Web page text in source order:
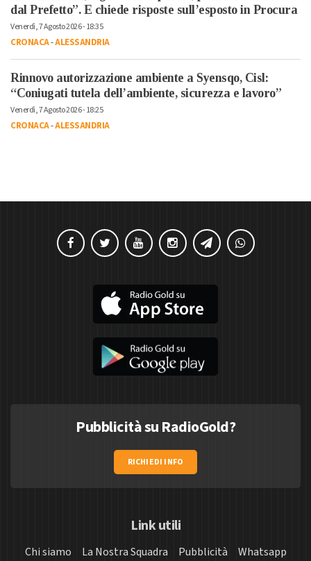
dal Prefetto”. E chiede risposte sull’esposto in Procura
Venerdì, 7 Agosto 2026 - 18:35
CRONACA-ALESSANDRIA
Rinnovo autorizzazione ambiente a Syensqo, Cisl:
“Coniugati tutela dell’ambiente, sicurezza e lavoro”
Venerdì, 7 Agosto 2026 - 18:25
CRONACA-ALESSANDRIA
Pubblicità su RadioGold?
RICHIEDI INFO
Link utili
Chi siamo La Nostra Squadra Pubblicità
Whatsapp